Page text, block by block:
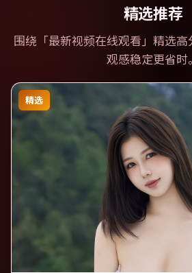
精选推荐
围绕「最新视频在线观看 」精选高
观感稳定更省时。
精选